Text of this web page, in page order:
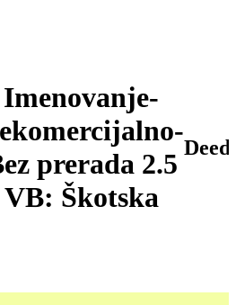
Imenovanje-
prerada 2.5
VB: Škotska
Deed